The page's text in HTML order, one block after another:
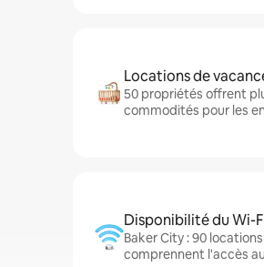
Locations de
50 propriétés offrent
commodités pour les
Disponibilité du Wi-
Baker City : 90
comprennent l'accès